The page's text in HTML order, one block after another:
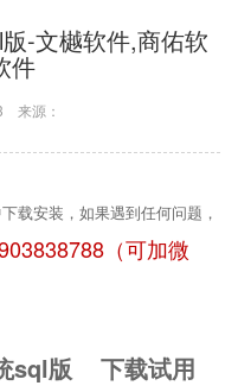
-文樾软件,商佑软
件
来源：
安装，如果遇到任何问题，
（可加微
sql版 下载试用